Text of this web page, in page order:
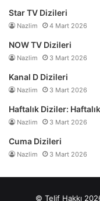
Star TV Dizileri
Nazlim 4 Mart 2026
NOW TV Dizileri
Nazlim 3 Mart 2026
Kanal D Dizileri
Nazlim 3 Mart 2026
Haftalık Diziler:
Nazlim 3 Mart 2026
Cuma Dizileri
Nazlim 3 Mart 2026
© Telif Hakkı